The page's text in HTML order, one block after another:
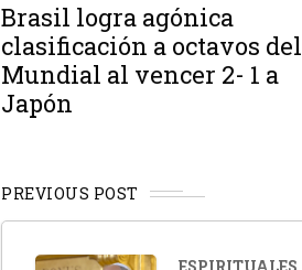
Brasil logra agónica
clasificación a octavos del
Mundial al vencer 2- 1 a
Japón
PREVIOUS POST